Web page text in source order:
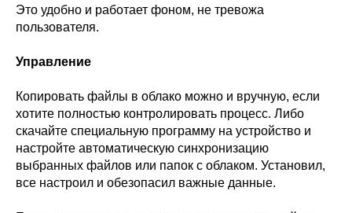
Это удобно и работает фоном, не тревожа
пользователя.
Управление
Копировать файлы в облако можно и вручную, если
хотите полностью контролировать процесс. Либо
скачайте специальную программу на устройство и
настройте автоматическую синхронизацию
выбранных файлов или папок с облаком. Установил,
все настроил и обезопасил важные данные.